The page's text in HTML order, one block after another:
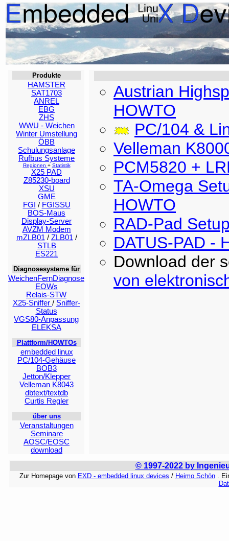
Produkte
HAMSTER
SAT1703
ANREL
EBG
ZHS
WWU - Weichen
Winter Umstellung
ÖBB
Schulungsanlage
Rufbus Systeme
Regionen + Statistik
X25 PAD
Z85230-board
XSU
GME
FGI / FGISSU
BOS-Maus
Display-Server
AVZM Modem
mZLB01 / ZLB01 /
STLB
ES221
Diagnosesysteme für
WeichenFernDiagnose
EOWs
Relais-STW
X25-Sniffer / Sniffer-
Status
VGS80-Anpassung
ELEKSA
Plattform/HOWTOs
embedded linux
PC/104-Gehäuse
BOB3
Jetton/Klepper
Velleman K8043
dbtext/textdb
Curtis Regler
über uns
Veranstaltungen
Seminare
AOSC/EOSC
download
Austrian
HOWTO
PC/104 &
Velleman
PCM5820 +
TA-Omega
HOWTO
RAD-Pad
DATUS-PAD -
Download der
von
© 1997-2022 by
Zur Homepage von EXD - embedded linux devices / Heimo Schön.